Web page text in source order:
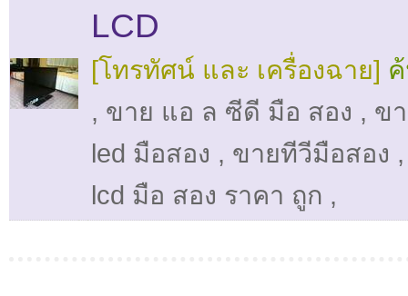
LCD
[โทรทัศน์ และ เครื่องฉาย]
, ขาย แอ ล ซีดี มือ สอง , ข
led มือสอง , ขายทีวีมือสอง
lcd มือ สอง ราคา ถูก ,